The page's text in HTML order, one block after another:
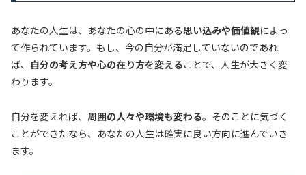
あなたの人生は、あなたの心の中にある思い込みや価値観によっ
て作られています。もし、今の自分が満足していないのであれ
ば、 自分の考え方や心の在り方を変えることで、人生が大きく変
わります。
自分を変えれば、 周囲の人々や環境も変わる。そのことに気づく
ことができたなら、あなたの人生は確実に良い方向に進んでいき
ます。